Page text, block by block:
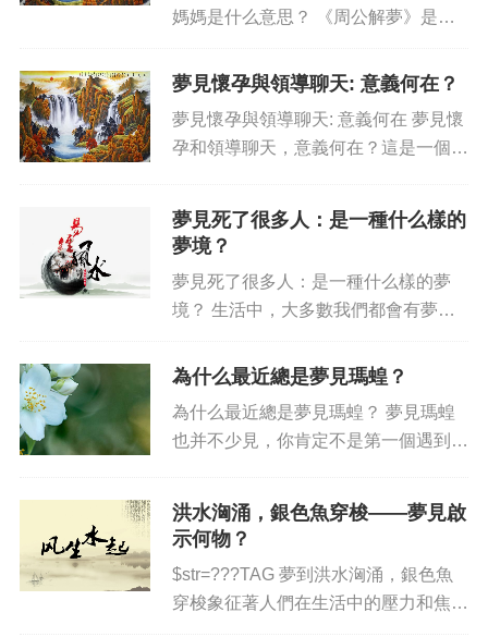
媽媽是什么意思？ 《周公解夢》是中
為表述，用來解釋日常生活中人們經常
婦夢見媽...
夢見懷孕與領導聊天: 意義何在？
夢見懷孕與領導聊天: 意義何在 夢見懷
孕和領導聊天，意義何在？這是一個值
來深刻的啟發和意義。看看懷孕與領導
之間的關系如何影響夢境...
夢見死了很多人：是一種什么樣的
夢境？
夢見死了很多人：是一種什么樣的夢
境？ 生活中，大多數我們都會有夢游
很多人，那么這是一種什么樣的夢境？
死了很多人這種夢境，常常會...
為什么最近總是夢見瑪蝗？
為什么最近總是夢見瑪蝗？ 夢見瑪蝗
也并不少見，你肯定不是第一個遇到這
竟，夢境提供的信息可以幫助我們更好
的解釋我們的意識，理解內心世...
洪水洶涌，銀色魚穿梭——夢見啟
示何物？
$str=???TAG 夢到洪水洶涌，銀色魚
穿梭象征著人們在生活中的壓力和焦